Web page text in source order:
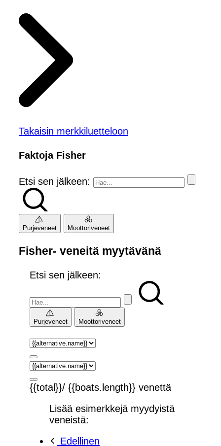
Takaisin merkkiluetteloon
Faktoja Fisher
Etsi sen jälkeen:
Purjeveneet Moottoriveneet
Fisher- veneitä myytävänä
Etsi sen jälkeen:
Purjeveneet Moottoriveneet
{{total}}/ {{boats.length}} venettä
Lisää esimerkkejä myydyistä
veneistä:
Edellinen